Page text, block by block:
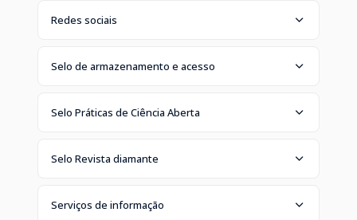
Redes sociais
Selo de armazenamento e acesso
Selo Práticas de Ciência Aberta
Selo Revista diamante
Serviços de informação